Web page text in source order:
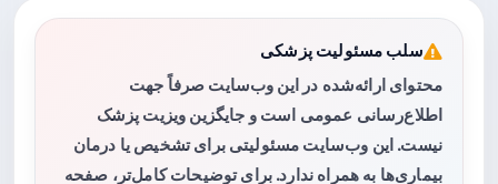
سلب مسئولیت پزشکی
محتوای ارائه‌شده در این وب‌سایت صرفاً جهت
اطلاع‌رسانی عمومی است و جایگزین ویزیت پزشک
نیست. این وب‌سایت مسئولیتی برای تشخیص یا درمان
بیماری‌ها به همراه ندارد. برای توضیحات کامل‌تر، صفحه